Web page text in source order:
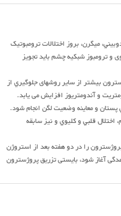
ميگرن، بروز اختلالات ترومبوتيک
و ترومبوز شبكيه چشم بايد تجويز
بيشتر از ساير روشهای جلوگيري از
و آندومتريوز افزايش می يابد.
و معاينه وضعيت لگن انجام شود.
قلبي و كليوي و نيز سابقه
را در دو هفته بعد از استروژن
آغاز شود، بايستی تزريق پروژسترون